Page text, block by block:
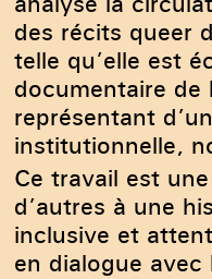
des récits queer
telle qu’elle est
documentaire de
représentant
institutionnelle,
Ce travail est
d’autres à une
inclusive et
en dialogue avec